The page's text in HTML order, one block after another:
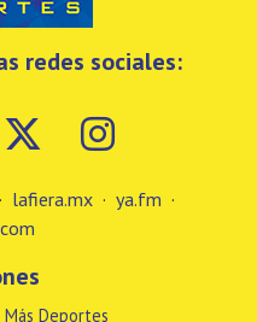
redes sociales:
· lafiera.mx · ya.fm ·
Más Deportes